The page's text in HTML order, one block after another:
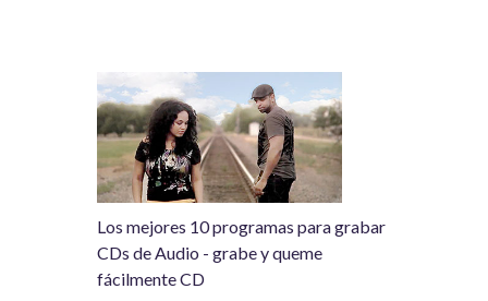
Los mejores 10 programas para grabar
CDs de Audio - grabe y queme
fácilmente CD